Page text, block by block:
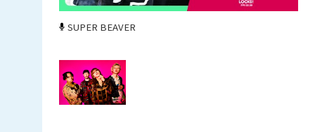
SUPER BEAVER